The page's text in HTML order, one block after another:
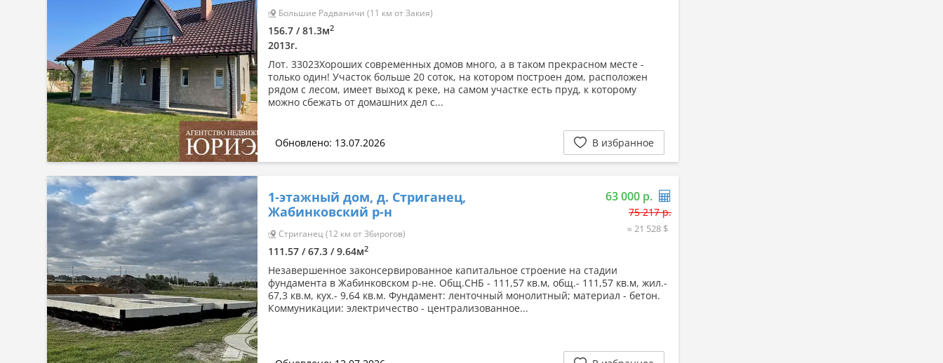
Большие Радваничи (11 км от Закия)
156.7 / 81.3м2
2013г.
Лот. 33023Хороших современных домов много, а в таком прекрасном месте -
только один! Участок больше 20 соток, на котором построен дом, расположен
рядом с лесом, имеет выход к реке, на самом участке есть пруд, к которому
можно сбежать от домашних дел с...
Обновлено: 13.07.2026 В избранное
1-этажный дом, д. Стриганец,
Жабинковский р-н
Стриганец (12 км от Збирогов)
63 000 р.
75 217 р.
≈ 21 528 $
111.57 / 67.3 / 9.64м2
Незавершенное законсервированное капитальное строение на стадии
фундамента в Жабинковском р-не. Общ.СНБ - 111,57 кв.м, общ.- 111,57 кв.м, жил.-
67,3 кв.м, кух.- 9,64 кв.м. Фундамент: ленточный монолитный; материал - бетон.
Коммуникации: электричество - централизованное...